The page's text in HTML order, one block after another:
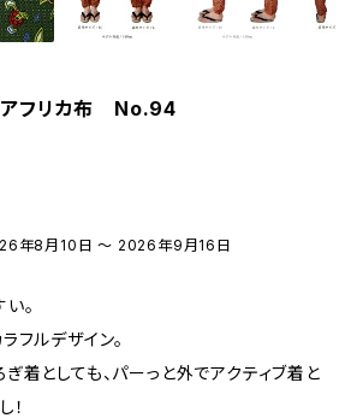
フリカ布 No.94
年8月10日 〜 2026年9月16日
。
フルデザイン。
着としても、パーっと外でアクティブ着と
！